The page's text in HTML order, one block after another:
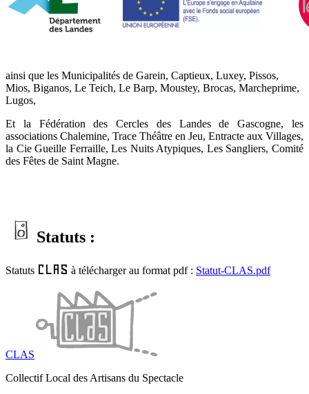
ainsi que les Municipalités de Garein, Captieux, Luxey, Pissos,
Mios, Biganos, Le Teich, Le Barp, Moustey, Brocas, Marcheprime,
Lugos,
Et la Fédération des Cercles des Landes de Gascogne, les
associations Chalemine, Trace Théâtre en Jeu, Entracte aux Villages,
la Cie Gueille Ferraille, Les Nuits Atypiques, Les Sangliers, Comité
des Fêtes de Saint Magne.
Statuts :
Statuts CLAS à télécharger au format pdf : Statut-CLAS.pdf
CLAS
Collectif Local des Artisans du Spectacle